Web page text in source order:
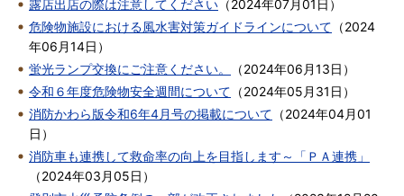
露店出店の際は注意してください （2024年07月01日 ）
危険物施設における風水害対策ガイドラインについて （2024
年06月14日 ）
蛍光ランプ交換にご注意ください。
（2024年06月13日 ）
令和６年度危険物安全週間について （2024年05月31日 ）
消防かわら版令和6年4月号の掲載について （2024年04月01
日 ）
消防車も連携して救命率の向上を目指します～「ＰＡ連携」
（2024年03月05日 ）